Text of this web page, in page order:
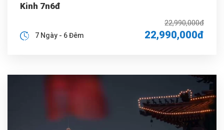
Kinh 7n6đ
22,990,000đ
22,990,000đ
7 Ngày - 6 Đêm